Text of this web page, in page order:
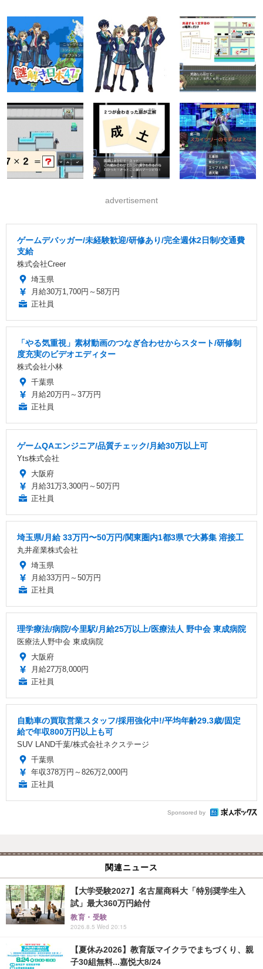
advertisement
ゲームデバッガー/未経験歓迎/研修あり/完全週休2日制/交通費
支給
株式会社Creer
埼玉県
月給30万1,700円～58万円
正社員
「やる気重視」素材動画のつなぎ合わせからスタート/研修制
度充実のビデオエディター
株式会社小林
千葉県
月給20万円～37万円
正社員
ゲームQAエンジニア/品質チェック/月給30万以上可
Yts株式会社
大阪府
月給31万3,300円～50万円
正社員
埼玉県/月給 33万円〜50万円/関東圏内1都3県で大募集 溶接工
丸井産業株式会社
埼玉県
月給33万円～50万円
正社員
理学療法/病院/今里駅/月給25万以上/医療法人 野中会 東成病院
医療法人野中会 東成病院
大阪府
月給27万8,000円
正社員
自動車の買取営業スタッフ/採用強化中!/平均年齢29.3歳/固定
給で年収800万円以上も可
SUV LAND千葉/株式会社ネクステージ
千葉県
年収378万円～826万2,000円
正社員
Sponsored by
関連ニュース
【大学受験2027】名古屋商科大「特別奨学生入
試」最大360万円給付
教育・受験
2026.8.5 Wed 20:15
【夏休み2026】教育版マイクラでまちづくり、親
子30組無料...嘉悦大8/24